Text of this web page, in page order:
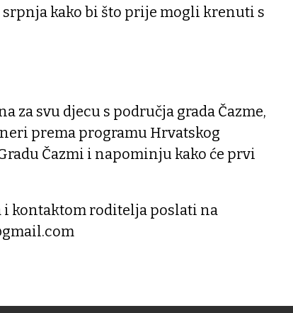
srpnja kako bi što prije mogli krenuti s
za svu djecu s područja grada Čazme,
prema programu Hrvatskog
Čazmi i napominju kako će prvi
i kontaktom roditelja poslati na